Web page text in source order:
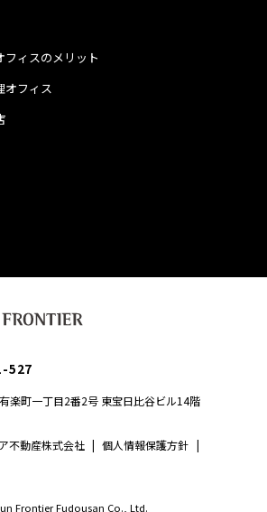
オフィス
フィスのメリット
不動産株式会社 | 個人情報保護方針 |
527
楽町一丁目2番2号 東宝日比谷ビル14階
Frontier Fudousan Co., Ltd.